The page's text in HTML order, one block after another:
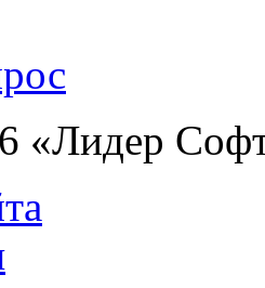
«Лидер